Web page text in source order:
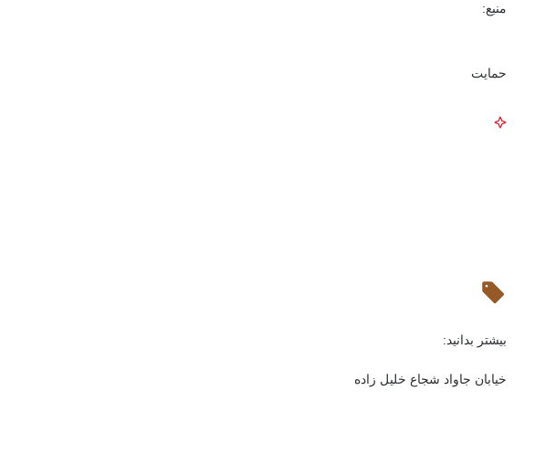
منبع:
حمایت
بیشتر بدانید:
خیابان جاواد شجاع خلیل زاده